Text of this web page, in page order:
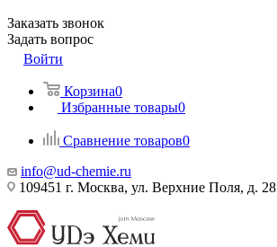
Заказать звонок
Задать вопрос
Войти
Корзина0
Избранные товары0
Сравнение товаров0
info@ud-chemie.ru
109451 г. Москва, ул. Верхние Поля, д. 28